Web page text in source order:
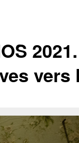
vers